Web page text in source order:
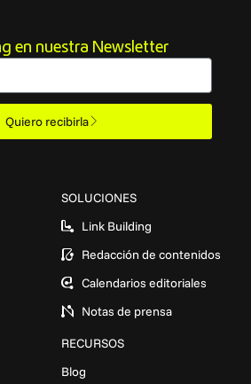
en nuestra Newsletter
Quiero recibirla
SOLUCIONES
Link Building
Redacción de contenidos
Calendarios editoriales
Notas de prensa
RECURSOS
Blog